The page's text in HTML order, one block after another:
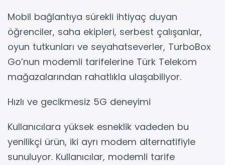
Mobil bağlantıya sürekli ihtiyaç duyan
öğrenciler, saha ekipleri, serbest çalışanlar,
oyun tutkunları ve seyahatseverler, TurboBox
Go’nun modemli tarifelerine Türk Telekom
mağazalarından rahatlıkla ulaşabiliyor.
Hızlı ve gecikmesiz 5G deneyimi
Kullanıcılara yüksek esneklik vadeden bu
yenilikçi ürün, iki ayrı modem alternatifiyle
sunuluyor. Kullanıcılar, modemli tarife